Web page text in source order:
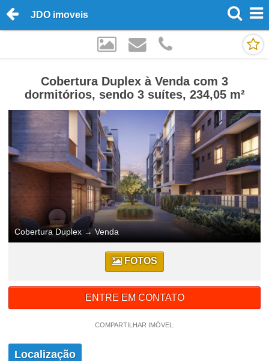
JDO imoveis
Cobertura Duplex à Venda com 3
dormitórios, sendo 3 suítes, 234,05 m²
Cobertura Duplex → Venda
FOTOS
ENTRE EM CONTATO
COMPARTILHAR IMÓVEL:
Localização